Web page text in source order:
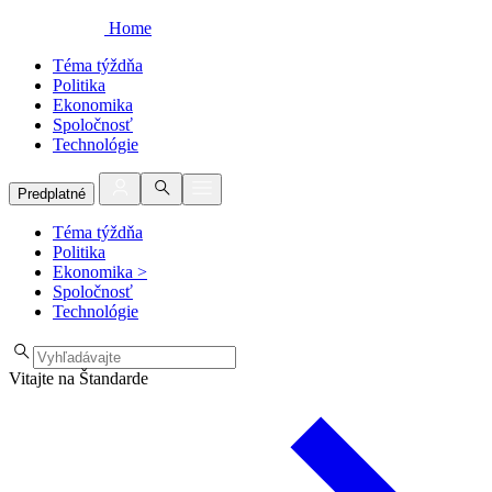
Home
Téma týždňa
Politika
Ekonomika
Spoločnosť
Technológie
Predplatné
Téma týždňa
Politika
Ekonomika >
Spoločnosť
Technológie
Vitajte na Štandarde